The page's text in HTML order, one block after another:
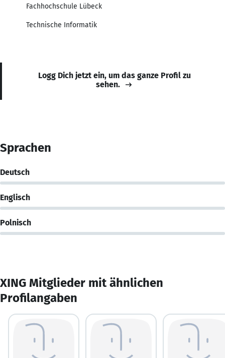
Fachhochschule Lübeck
Technische Informatik
Logg Dich jetzt ein, um das ganze Profil zu
sehen.
Sprachen
Deutsch
Englisch
Polnisch
XING Mitglieder mit ähnlichen
Profilangaben